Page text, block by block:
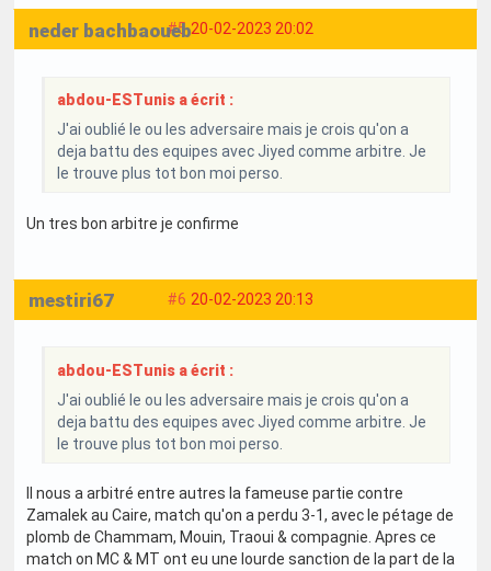
#5 20-02-2023 20:02
neder bachbaoueb
abdou-ESTunis a écrit :
J'ai oublié le ou les adversaire mais je crois qu'on a
deja battu des equipes avec Jiyed comme arbitre. Je
le trouve plus tot bon moi perso.
Un tres bon arbitre je confirme
#6 20-02-2023 20:13
mestiri67
abdou-ESTunis a écrit :
J'ai oublié le ou les adversaire mais je crois qu'on a
deja battu des equipes avec Jiyed comme arbitre. Je
le trouve plus tot bon moi perso.
Il nous a arbitré entre autres la fameuse partie contre
Zamalek au Caire, match qu'on a perdu 3-1, avec le pétage de
plomb de Chammam, Mouin, Traoui & compagnie. Apres ce
match on MC & MT ont eu une lourde sanction de la part de la